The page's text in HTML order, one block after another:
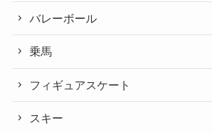
バレーボール
乗馬
フィギュアスケート
スキー